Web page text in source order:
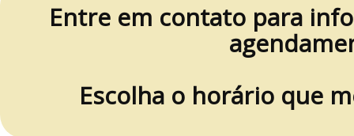
Entre em contato para
Escolha o horário que